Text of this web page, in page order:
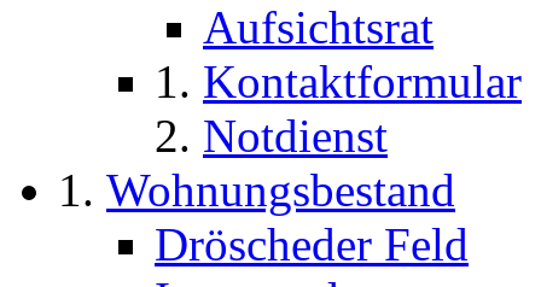
Aufsichtsrat
Kontaktformular
Notdienst
Wohnungsbestand
Dröscheder Feld